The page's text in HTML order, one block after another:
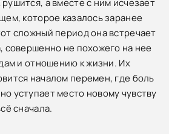
а вместе с ним исчезает
которое казалось заранее
сложный период она встречает
совершенно не похожего на нее
и отношению к жизни. Их
началом перемен, где боль
уступает место новому чувству
сначала.